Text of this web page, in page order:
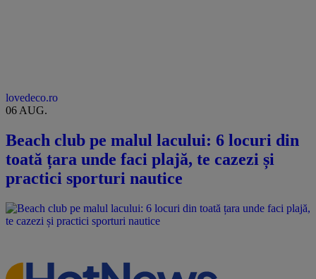
lovedeco.ro
06 AUG.
Beach club pe malul lacului: 6 locuri din
toată țara unde faci plajă, te cazezi și
practici sporturi nautice